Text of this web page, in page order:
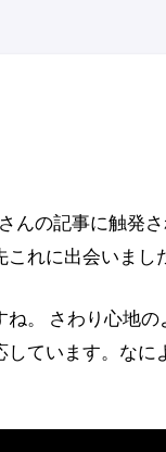
んの記事に触発さ
れに出会いまし
。 さわり心地の
ています。なに